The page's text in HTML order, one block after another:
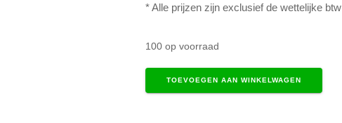
* Alle prijzen zijn exclusief de wettelijke btw
100 op voorraad
02
TOEVOEGEN AAN WINKELWAGEN